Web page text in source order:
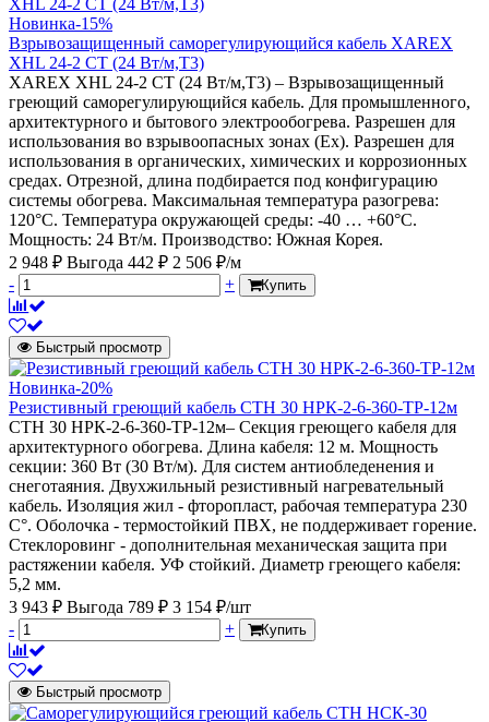
Новинка-15%
Взрывозащищенный саморегулирующийся кабель XAREX
XHL 24-2 CT (24 Вт/м,Т3)
XAREX XHL 24-2 CT (24 Вт/м,Т3) – Взрывозащищенный
греющий саморегулирующийся кабель. Для промышленного,
архитектурного и бытового электрообогрева. Разрешен для
использования во взрывоопасных зонах (Ех). Разрешен для
использования в органических, химических и коррозионных
средах. Отрезной, длина подбирается под конфигурацию
системы обогрева. Максимальная температура разогрева:
120°С. Температура окружающей среды: -40 … +60°С.
Мощность: 24 Вт/м. Производство: Южная Корея.
2 948 ₽ Выгода 442 ₽ 2 506 ₽/м
-
+ Купить
Быстрый просмотр
Новинка-20%
Резистивный греющий кабель СТН 30 НРК-2-6-360-ТР-12м
СТН 30 НРК-2-6-360-ТР-12м– Секция греющего кабеля для
архитектурного обогрева. Длина кабеля: 12 м. Мощность
секции: 360 Вт (30 Вт/м). Для систем антиобледенения и
снеготаяния. Двухжильный резистивный нагревательный
кабель. Изоляция жил - фторопласт, рабочая температура 230
С°. Оболочка - термостойкий ПВХ, не поддерживает горение.
Стеклоровинг - дополнительная механическая защита при
растяжении кабеля. УФ стойкий. Диаметр греющего кабеля:
5,2 мм.
3 943 ₽ Выгода 789 ₽ 3 154 ₽/шт
-
+ Купить
Быстрый просмотр